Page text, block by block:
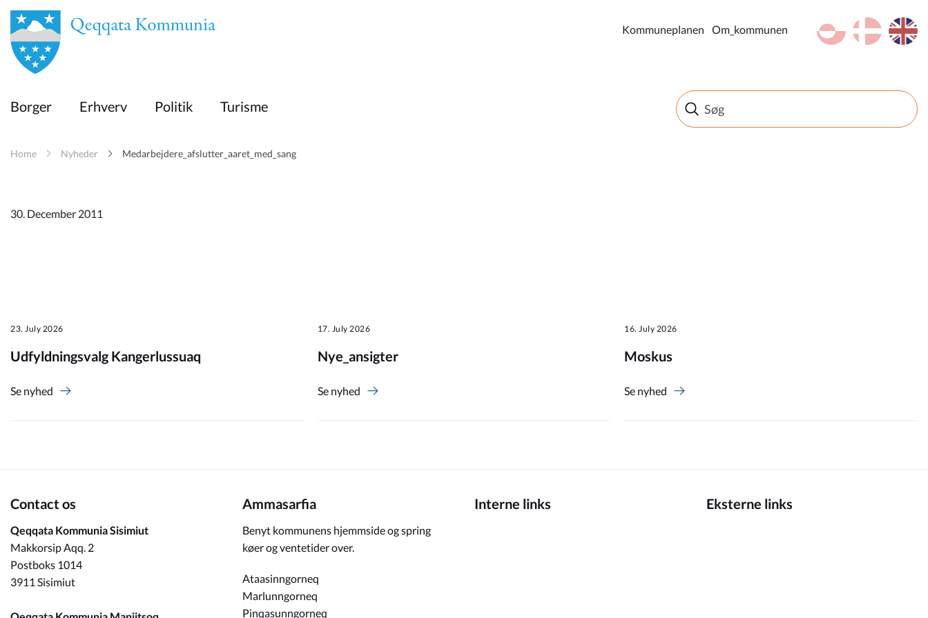
en
Borger
Erhverv
Turisme
Om_kommunen
en
da
kl-GL
Kommuneplanen Om_kommunen
Borger Erhverv Politik Turisme
Home Nyheder Medarbejdere_afslutter_aaret_med_sang
30. December 2011
23. July 2026
Udfyldningsvalg Kangerlussuaq
Se nyhed
17. July 2026
Nye_ansigter
Se nyhed
16. July 2026
Moskus
Se nyhed
Contact os
Qeqqata Kommunia Sisimiut
Makkorsip Aqq. 2
Postboks 1014
3911 Sisimiut
Ammasarfia
Benyt kommunens hjemmside og spring
køer og ventetider over.
Ataasinngorneq
Marlunngorneq
Pinqasunngorneq
Interne links Eksterne links